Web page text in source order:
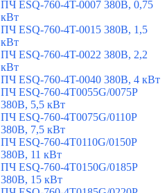
ПЧ ESQ-760-4T-0007 380В, 0,75
кВт
ПЧ ESQ-760-4T-0015 380В, 1,5
кВт
ПЧ ESQ-760-4T-0022 380В, 2,2
кВт
ПЧ ESQ-760-4T-0040 380В, 4 кВт
ПЧ ESQ-760-4T0055G/0075P
380В, 5,5 кВт
ПЧ ESQ-760-4T0075G/0110P
380В, 7,5 кВт
ПЧ ESQ-760-4T0110G/0150P
380В, 11 кВт
ПЧ ESQ-760-4T0150G/0185P
380В, 15 кВт